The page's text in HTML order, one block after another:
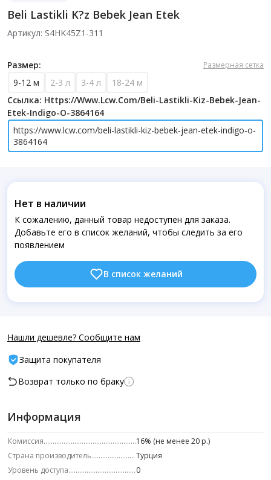
Beli Lastikli K?z Bebek Jean Etek
Артикул: S4HK45Z1-311
Размер: Размерная сетка
9-12 м 2-3 л 3-4 л
18-24 м
Ссылка: Https://www.lcw.com/beli-Lastikli-Kiz-Bebek-Jean-
Etek-Indigo-O-3864164
https://www.lcw.com/beli-lastikli-kiz-bebek-jean-etek-indigo-o-
3864164
Нет в наличии
К сожалению, данный товар недоступен для заказа.
Добавьте его в список желаний, чтобы следить за его
появлением
В список желаний
Нашли дешевле? Сообщите нам
Защита покупателя
Возврат только по браку
Информация
Комиссия
16% (не менее 20 р.)
Страна производитель
Турция
Уровень доступа
0